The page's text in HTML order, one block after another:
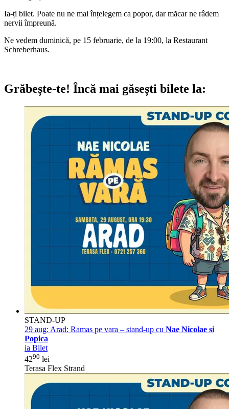
Ia-ți bilet. Poate nu ne mai înțelegem ca popor, dar măcar ne râdem
nervii împreună.
Ne vedem duminică, pe 15 februarie, de la 19:00, la Restaurant
Schreberhaus.
Grăbește-te! Încă mai găsești bilete la:
STAND-UP
29 aug: Arad: Ramas pe vara – stand-up cu Nae Nicolae si
Popica
ia Bilet
4290 lei
Terasa Flex Strand